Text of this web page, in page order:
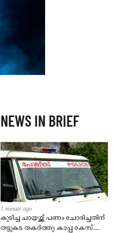
NEWS IN BRIEF
1 minute ago
കുടിച്ച ചായയ്ക്ക് പണം ചോദിച്ചതിന്
തട്ടുകട തകർത്തു: കാപ്പ കേസ്